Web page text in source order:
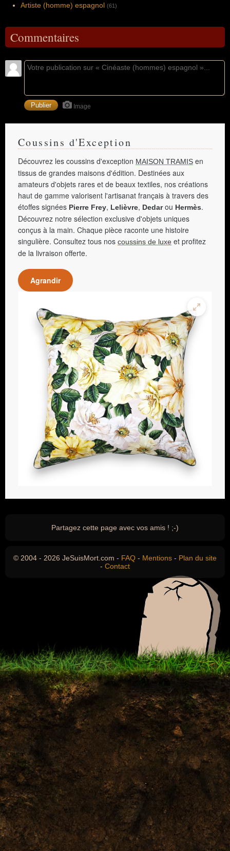
Artiste (homme) espagnol (61)
Commentaires
Image
Coussins d'Exception
Découvrez les coussins d'exception MAISON TRAMIS en
tissus de grandes maisons d'édition. Destinées aux
amateurs d'objets rares et de beaux textiles, nos créations
haut de gamme valorisent l'artisanat français à travers des
étoffes signées Pierre Frey, Lelièvre, Dedarou Hermès.
Découvrez notre sélection exclusive d'objets uniques
conçus à la main. Chaque pièce raconte une histoire
singulière. Consultez tous nos coussins de luxe et profitez
de la livraison offerte.
Agrandir
Partagez cette page avec vos amis ! ;-)
© 2004 - 2026 JeSuisMort.com - FAQ - Mentions - Plan du site
- Contact